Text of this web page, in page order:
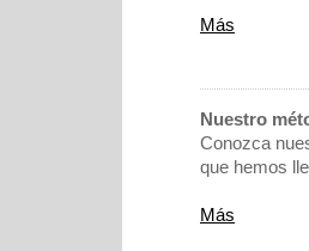
Más
Nuestro
Conozca
que hemos
Más